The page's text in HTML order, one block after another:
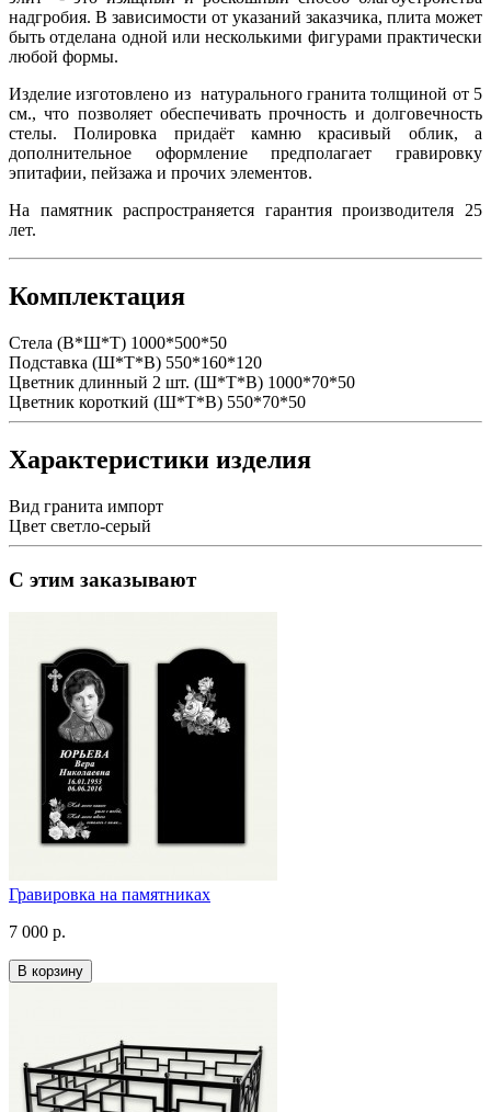
надгробия. В зависимости от указаний заказчика, плита может
быть отделана одной или несколькими фигурами практически
любой формы.
Изделие изготовлено из натурального гранита толщиной от 5
см., что позволяет обеспечивать прочность и долговечность
стелы. Полировка придаёт камню красивый облик, а
дополнительное оформление предполагает гравировку
эпитафии, пейзажа и прочих элементов.
На памятник распространяется гарантия производителя 25
лет.
Комплектация
Стела (В*Ш*Т) 1000*500*50
Подставка (Ш*Т*В) 550*160*120
Цветник длинный 2 шт. (Ш*Т*В) 1000*70*50
Цветник короткий (Ш*Т*В) 550*70*50
Характеристики изделия
Вид гранита импорт
Цвет светло-серый
С этим заказывают
Гравировка на памятниках
7 000 р.
В корзину